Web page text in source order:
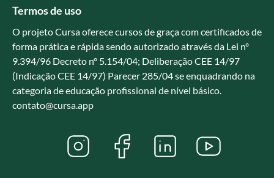
Termos de uso
O projeto Cursa oferece cursos de graça com certificados de
forma prática e rápida sendo autorizado através da Lei nº
9.394/96 Decreto nº 5.154/04; Deliberação CEE 14/97
(Indicação CEE 14/97) Parecer 285/04 se enquadrando na
categoria de educação profissional de nível básico.
contato@cursa.app